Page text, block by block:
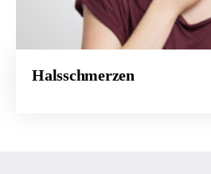
Halsschmerzen